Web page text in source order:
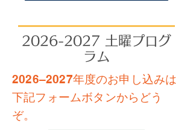
2026-2027 土曜プログ
ラム
2026–2027年度のお申し込みは
下記フォームボタンからどう
ぞ。